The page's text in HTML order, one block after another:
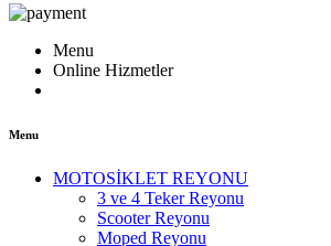
Menu
Online Hizmetler
Menu
MOTOSİKLET REYONU
3 ve 4 Teker Reyonu
Scooter Reyonu
Moped Reyonu